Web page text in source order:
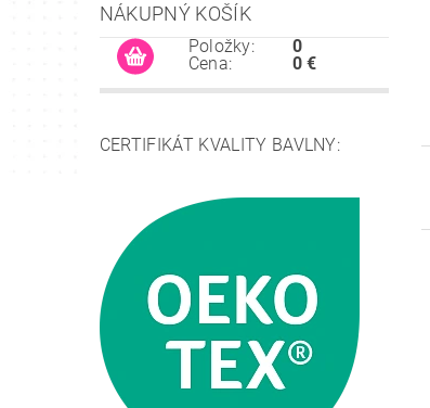
NÁKUPNÝ KOŠÍK
Položky:
Cena:
0
0 €
CERTIFIKÁT KVALITY BAVLNY: